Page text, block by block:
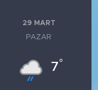
29 MART
PAZAR
7°